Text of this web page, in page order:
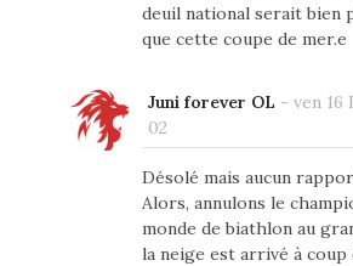
deuil national serait bien
que cette coupe de mer.e
Juni forever OL - ven 16
02
Désolé mais aucun
Alors, annulons le
monde de biathlon au
la neige est arrivé à coup